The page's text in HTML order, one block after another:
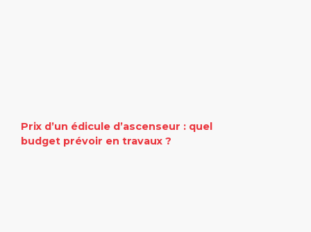
Prix d’un édicule d’ascenseur : quel
budget prévoir en travaux ?